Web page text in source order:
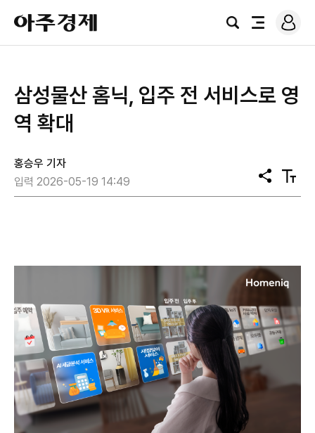
아
주
경
검
전
로
그
삼성물산 홈닉, 입주 전 서비스로 영
역 확대
홍승우 기자
입력 2026-05-19 14:49
공
유
텍
스